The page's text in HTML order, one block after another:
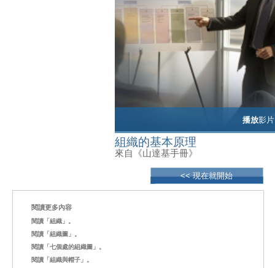
播放影片
組織的基本原理
來自《山達基手冊》
<< 現在就開始
閱讀更多內容
閱讀「組織」。
閱讀「組織圖」。
閱讀「七個處的組織圖」。
閱讀「組織與帽子」。